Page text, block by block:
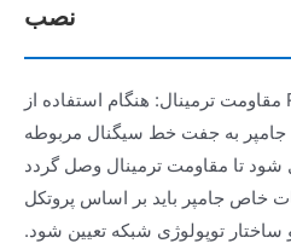
نصب
مقاومت ترمینال: هنگام استفاده از RS-422 یا RS-485، باید یک
جامپر به جفت خط سیگنال مربوطه (A-B، C-D) در یک انتهای خط
خاص جامپر باید بر اساس پروتکل
توپولوژی شبکه تعیین شود.